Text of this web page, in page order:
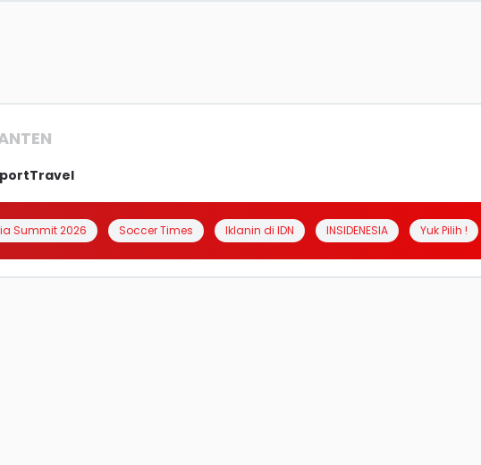
Travel
Summit 2026 Soccer Times Iklanin di IDN INSIDENESIA Yuk Pilih !